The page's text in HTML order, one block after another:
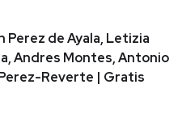
Perez de Ayala, Letizia
Andres Montes, Antonio
Reverte | Gratis